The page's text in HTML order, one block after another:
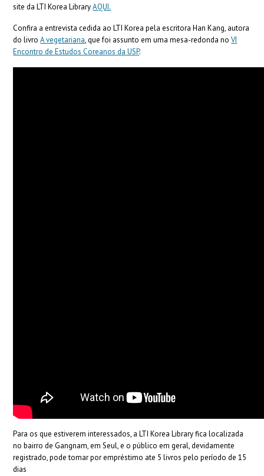
site da LTI Korea LibraryAQUI.
Confira a entrevista cedida ao LTI Korea pela escritora Han Kang, autora
do livroA vegetariana, que foi assunto em uma mesa-redonda noVI
Encontro de Estudos Coreanos da USP.
Para os que estiverem interessados, a LTI Korea Library fica localizada
no bairro de Gangnam, em Seul, e o público em geral, devidamente
registrado, pode tomar por empréstimo ate 5 livros pelo período de 15
dias